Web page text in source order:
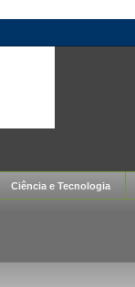
Ciência e Tecnologia